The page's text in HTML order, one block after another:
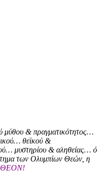
μύθου & πραγματικότητος…
θεϊκού &
μυστηρίου & αληθείας… ό
των Ολυμπίων Θεών, η